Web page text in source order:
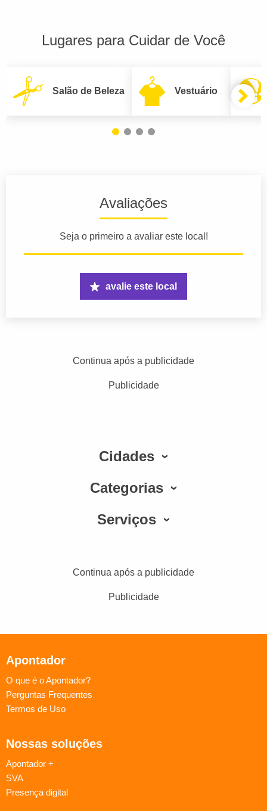
Lugares para Cuidar de Você
Salão de Beleza Vestuário
Avaliações
Seja o primeiro a avaliar este local!
avalie este local
Continua após a publicidade
Publicidade
Cidades
Categorias
Serviços
Continua após a publicidade
Publicidade
Apontador
O que é o Apontador?
Perguntas Frequentes
Termos de Uso
Nossas soluções
Apontador +
SVA
Presença digital